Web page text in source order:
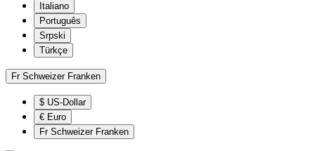
Italiano
Português
Srpski
Türkçe
Fr Schweizer Franken
$ US-Dollar
€ Euro
Fr Schweizer Franken